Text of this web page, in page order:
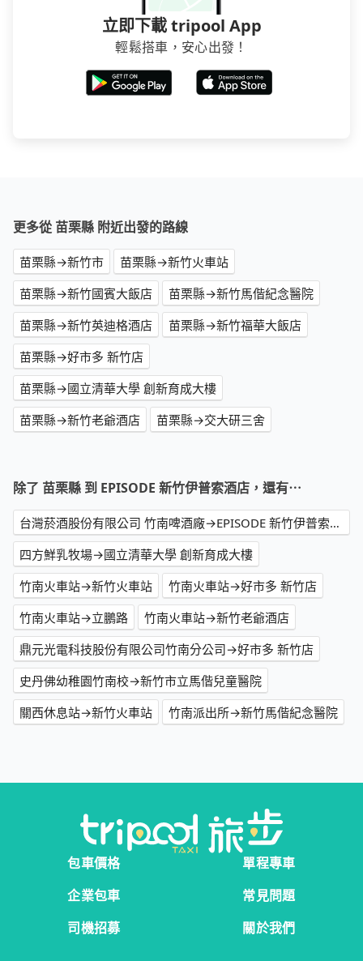
立即下載 tripool App
輕鬆搭車，安心出發！
更多從 苗栗縣 附近出發的路線
苗栗縣→新竹市
苗栗縣→新竹火車站
苗栗縣→新竹國賓大飯店
苗栗縣→新竹馬偕紀念醫院
苗栗縣→新竹英迪格酒店
苗栗縣→新竹福華大飯店
苗栗縣→好市多 新竹店
苗栗縣→國立清華大學 創新育成大樓
苗栗縣→新竹老爺酒店
苗栗縣→交大研三舍
除了 苗栗縣 到 EPISODE 新竹伊普索酒店，還有⋯
台灣菸酒股份有限公司 竹南啤酒廠→EPISODE 新竹伊普索酒店
四方鮮乳牧場→國立清華大學 創新育成大樓
竹南火車站→新竹火車站
竹南火車站→好市多 新竹店
竹南火車站→立鵬路
竹南火車站→新竹老爺酒店
鼎元光電科技股份有限公司竹南分公司→好市多 新竹店
史丹佛幼稚園竹南校→新竹市立馬偕兒童醫院
關西休息站→新竹火車站
竹南派出所→新竹馬偕紀念醫院
包車價格
單程專車
企業包車
常見問題
司機招募
關於我們